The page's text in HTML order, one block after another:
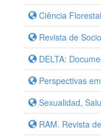
Ciência Florestal
Revista de
DELTA:
Perspectivas
Sexualidad,
RAM. Revista